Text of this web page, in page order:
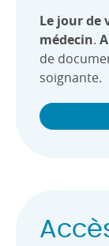
Le jour de
médecin.
de
soignante.